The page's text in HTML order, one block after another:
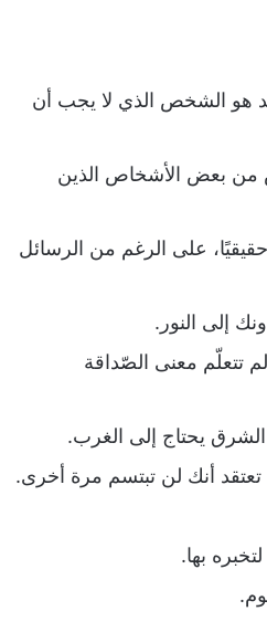
هو الشخص الذي لا يجب أن
من بعض الأشخاص الذين
على الرغم من الرسائل
إلى النور.
تتعلّم معنى الصّداقة
يحتاج إلى الغرب.
أنك لن تبتسم مرة أخرى.
بها.